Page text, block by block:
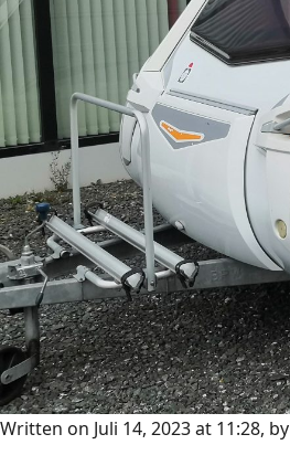
Written on Juli 14, 2023 at 11:28, by